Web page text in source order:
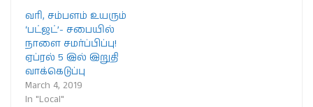
வரி, சம்பளம் உயரும்
‘பட்ஜட்’- சபையில்
நாளை சமர்ப்பிப்பு!
ஏப்ரல் 5 இல் இறுதி
வாக்கெடுப்பு
March 4, 2019
In "Local"